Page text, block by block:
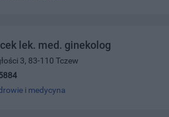
lek. med. ginekolog
3, 83-110 Tczew
i medycyna